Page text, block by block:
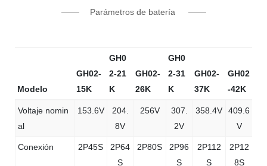
Parámetros de batería
Modelo
GH02-
15K
GH0
2-21
K
GH02-
26K
GH0
2-31
K
GH02-
37K
GH02
-42K
Voltaje nomin
al
153.6V
204.
8V
256V
307.
2V
358.4V
409.6
V
Conexión 2P45S
2P64
S
2P80S
2P96
S
2P112
S
2P12
8S